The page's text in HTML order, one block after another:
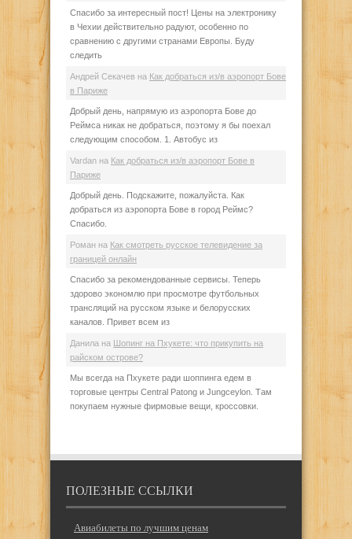
Спасибо за интересный пост! Цены на электронику
в Чехии действительно радуют, особенно по
сравнению с другими странами Европы. Буду
следить
Андрей Секачев на Как добраться из/в аэропорт Бове
в Париже
Добрый день, напрямую из аэропорта Бове до
Реймса никак не добраться, поэтому я бы поехал
следующим способом. 1. Автобус из
Vardan на Как добраться из/в аэропорт Бове в
Париже
Добрый день. Подскажите, пожалуйста. Как
добраться из аэропорта Бове в город Реймс?
Спасибо.
Роман на Как смотреть русское телевидение за
границей онлайн
Спасибо за рекомендованные сервисы. Теперь
здорово экономлю при просмотре футбольных
трансляций на русском языке и белорусских
каналов. Привет всем из
Данила на Шопинг на Пхукете: что прикупить на
райском острове?
Мы всегда на Пхукете ради шоппинга едем в
торговые центры Central Patong и Jungceylon. Там
покупаем нужные фирмовые вещи, кроссовки.
ПОЛЕЗНЫЕ ССЫЛКИ
Авиабилеты по лучшим ценам